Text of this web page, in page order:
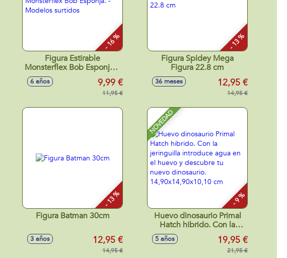
- 16 %
Figura Estirable
Monsterflex Bob Esponja. -
Modelos surtidos
6 años 9,99 €
11,95 €
- 13 %
Figura Spidey Mega
Figura 22.8 cm
36 meses 12,95 €
14,95 €
- 13 %
Figura Batman 30cm
3 años 12,95 €
14,95 €
NOVEDAD
- 9 %
Huevo dinosaurio Primal
Hatch hibrido. Con la
jeringuilla introduce agua
en el huevo y descubre tu
nuevo dinosaurio.
5 años 19,95 €
21,95 €